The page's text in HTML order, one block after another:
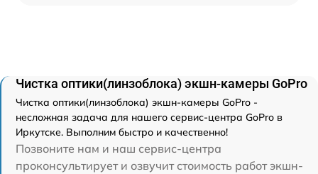
Чистка оптики(линзоблока) экшн-камеры GoPro
Чистка оптики(линзоблока) экшн-камеры GoPro -
несложная задача для нашего сервис-центра GoPro в
Иркутске. Выполним быстро и качественно!
Позвоните нам и наш сервис-центра
проконсультирует и озвучит стоимость работ экшн-